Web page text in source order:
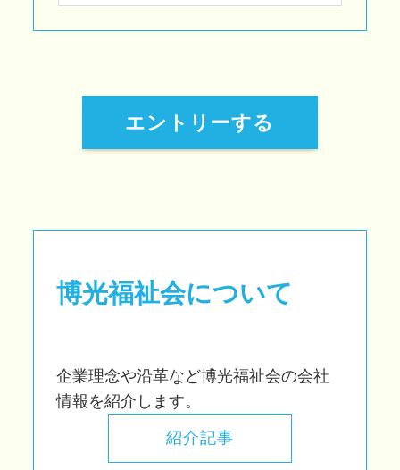
エントリーする
博光福祉会について
企業理念や沿革など博光福祉会の会社
情報を紹介します。
紹介記事